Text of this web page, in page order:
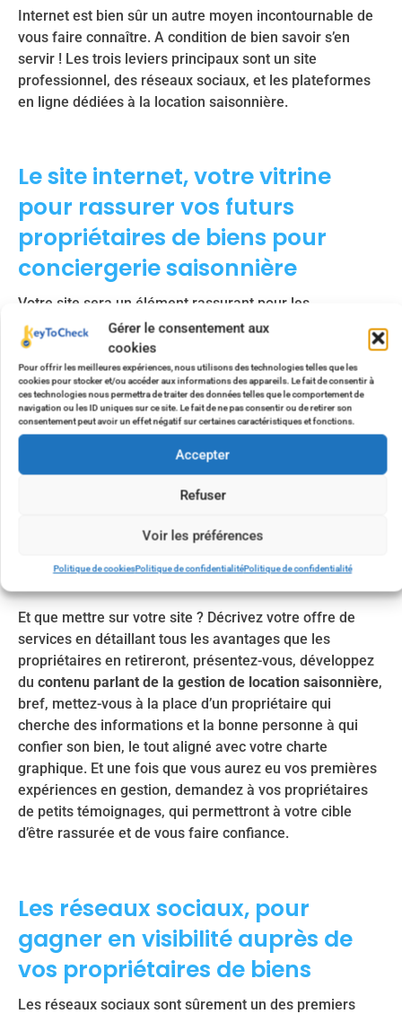
Gérer le consentement aux
cookies
Pour offrir les meilleures expériences, nous utilisons des technologies telles que les
cookies pour stocker et/ou accéder aux informations des appareils. Le fait de consentir à
ces technologies nous permettra de traiter des données telles que le comportement de
navigation ou les ID uniques sur ce site. Le fait de ne pas consentir ou de retirer son
consentement peut avoir un effet négatif sur certaines caractéristiques et fonctions.
Accepter
Refuser
Voir les préférences
Politique de cookiesPolitique de confidentialitéPolitique de confidentialité
Internet est bien sûr un autre moyen incontournable de
vous faire connaître. A condition de bien savoir s’en
servir ! Les trois leviers principaux sont un site
professionnel, des réseaux sociaux, et les plateformes
en ligne dédiées à la location saisonnière.
Le site internet, votre vitrine
pour rassurer vos futurs
propriétaires de biens pour
conciergerie saisonnière
Votre site sera un élément rassurant pour les
propriétaires qui cherchent un service de gestion de leur
bien.
Mais pour que ces propriétaires trouvent votre site,
il faut travailler son référencement ! Il existe deux types
de référencements : le SEO, le référencement naturel,
donc gratuit, et le SEA, le référencement payant. Pour
l’un comme pour l’autre, nous vous recommandons de
travailler avec un professionel, parce que la création
d’un site, ça ne s’improvise pas. Cela demande du
temps, des connaissances et un petit investissement
pour orienter ces efforts de façon efficace, plutôt que de
dépenser du temps et de l’argent et risquer être à côté
Et que mettre sur votre site ? Décrivez votre offre de
services en détaillant tous les avantages que les
propriétaires en retireront, présentez-vous, développez
du contenu parlant de la gestion de location saisonnière,
bref, mettez-vous à la place d’un propriétaire qui
cherche des informations et la bonne personne à qui
confier son bien, le tout aligné avec votre charte
graphique. Et une fois que vous aurez eu vos premières
expériences en gestion, demandez à vos propriétaires
de petits témoignages, qui permettront à votre cible
d’être rassurée et de vous faire confiance.
Les réseaux sociaux, pour
gagner en visibilité auprès de
vos propriétaires de biens
Les réseaux sociaux sont sûrement un des premiers